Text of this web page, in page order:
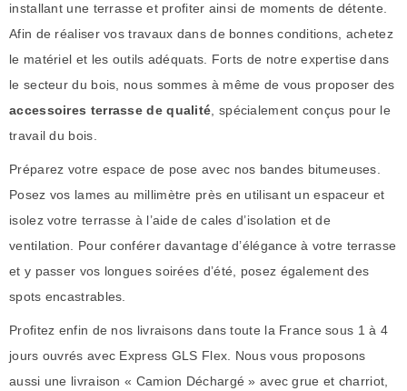
installant une terrasse et profiter ainsi de moments de détente.
Afin de réaliser vos travaux dans de bonnes conditions, achetez
le matériel et les outils adéquats. Forts de notre expertise dans
le secteur du bois, nous sommes à même de vous proposer des
accessoires terrasse de qualité , spécialement conçus pour le
travail du bois.
Préparez votre espace de pose avec nos bandes bitumeuses.
Posez vos lames au millimètre près en utilisant un espaceur et
isolez votre terrasse à l’aide de cales d’isolation et de
ventilation. Pour conférer davantage d’élégance à votre terrasse
et y passer vos longues soirées d’été, posez également des
spots encastrables.
Profitez enfin de nos livraisons dans toute la France sous 1 à 4
jours ouvrés avec Express GLS Flex. Nous vous proposons
aussi une livraison « Camion Déchargé » avec grue et charriot,